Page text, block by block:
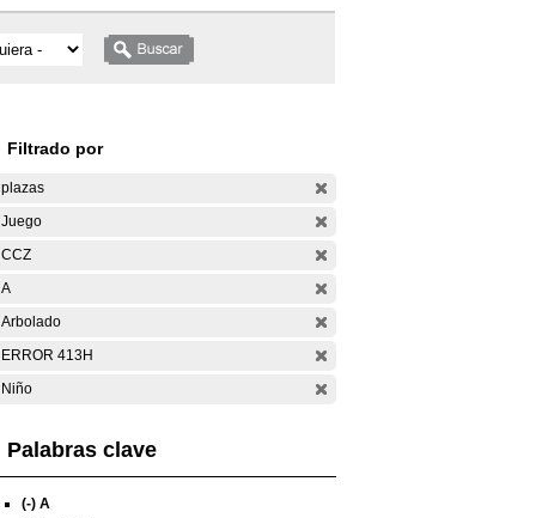
Filtrado por
plazas
Juego
CCZ
A
Arbolado
ERROR 413H
Niño
Palabras clave
(-) A